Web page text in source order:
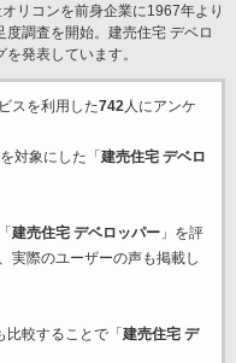
リコンを前身企業に1967年より
調査を開始。建売住宅 デベロ
発表しています。
スを利用した742人にアンケ
対象にした「 建売住宅 デベロ
建売住宅 デベロッパー」を評
実際のユーザーの声も掲載し
比較することで「 建売住宅 デ